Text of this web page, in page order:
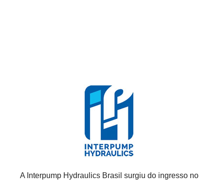
A Interpump Hydraulics Brasil surgiu do ingresso no